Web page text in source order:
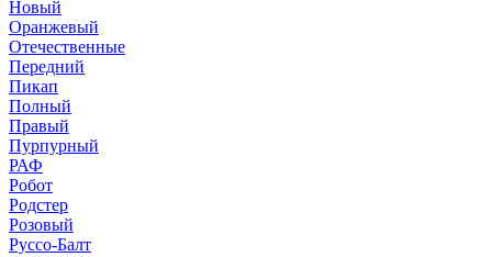
Новый
Оранжевый
Отечественные
Передний
Пикап
Полный
Правый
Пурпурный
РАФ
Робот
Родстер
Розовый
Руссо-Балт